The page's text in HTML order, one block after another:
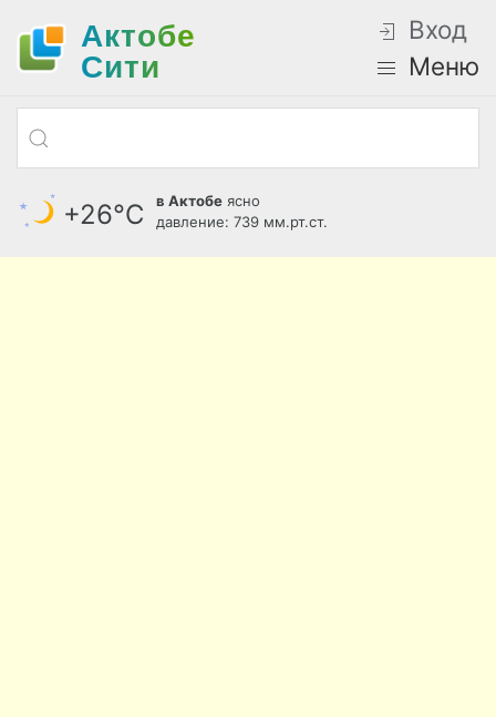
Актобе
Cити
Вход
Меню
+26°С в Актобе ясно
давление: 739 мм.рт.ст.